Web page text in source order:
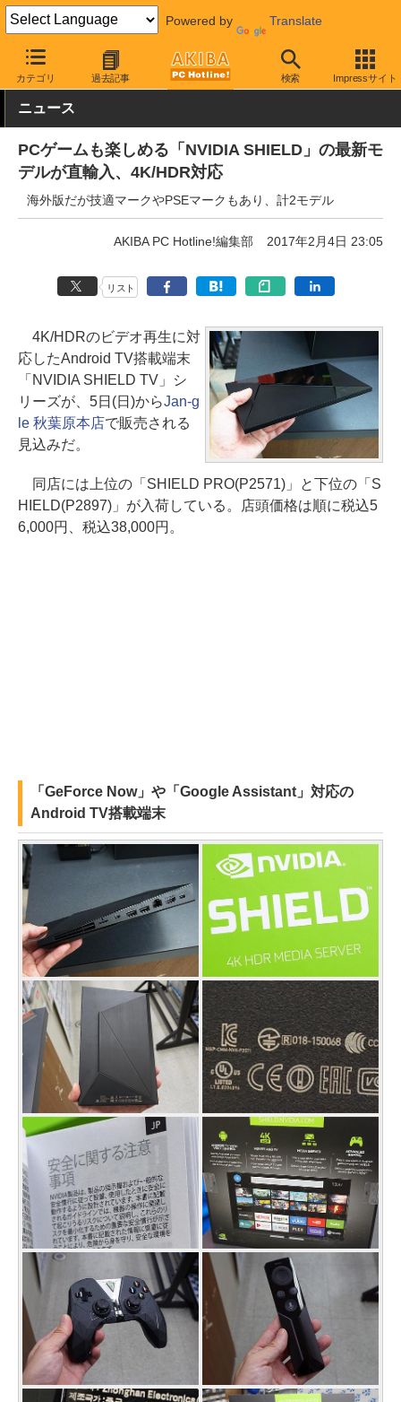
Powered by Translate
カテゴリ 過去記事 検索 Impressサイト
AKIBA PC Hotline! PC周辺機器 その他PC関連 その他
ニュース
PCゲームも楽しめる「NVIDIA SHIELD」の最新モ
デルが直輸入、4K/HDR対応
海外版だが技適マークやPSEマークもあり、計2モデル
AKIBA PC Hotline!編集部 2017年2月4日 23:05
リスト
4K/HDRのビデオ再生に対
応したAndroid TV搭載端末
「NVIDIA SHIELD TV」シ
リーズが、5日(日)からJan-g
le 秋葉原本店で販売される
見込みだ。
同店には上位の「SHIELD PRO(P2571)」と下位の「S
HIELD(P2897)」が入荷している。店頭価格は順に税込5
6,000円、税込38,000円。
「GeForce Now」や「Google Assistant」対応の
Android TV搭載端末